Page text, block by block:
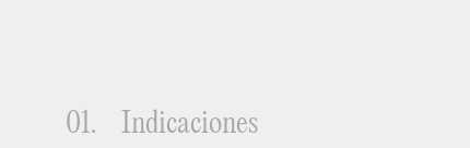
01.
Indicaciones